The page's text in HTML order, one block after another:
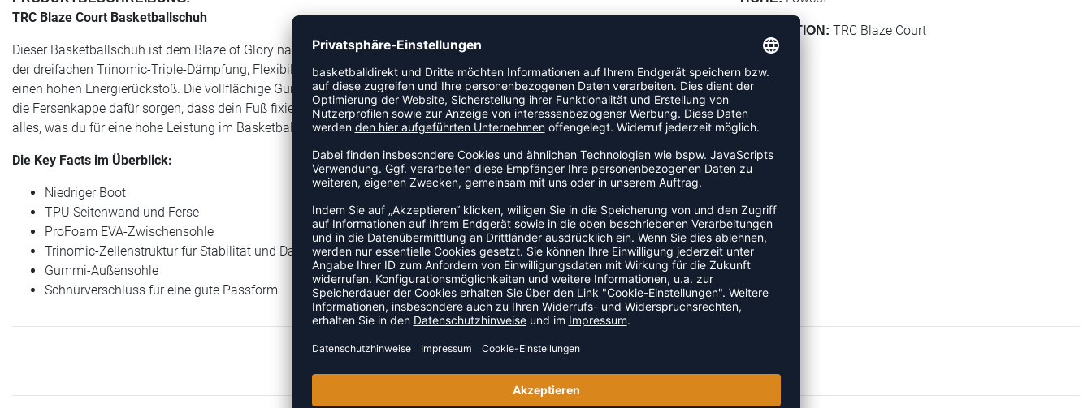
TRC Blaze Court Basketballschuh
Dieser Basketballschuh ist dem Blaze of Glory nachempfunden und sorgt für frischen Wind auf und neben dem Platz. Mit
der dreifachen Trinomic-Triple-Dämpfung, Flexibilität und Stabilität bietet dieser Schuh eine niedrige Schuhsilhouette, aber
einen hohen Energierückstoß. Die vollflächige Gummiaußensohle sorgt für zusätzlichen Halt, während die Seitenwand und
die Fersenkappe dafür sorgen, dass dein Fuß fixiert und belastet wird, um zusätzliche Stabilität zu gewährleisten. Er hat
alles, was du für eine hohe Leistung im Basketball brauchst.
Die Key Facts im Überblick:
Niedriger Boot
TPU Seitenwand und Ferse
ProFoam EVA-Zwischensohle
Trinomic-Zellenstruktur für Stabilität und Dämpfung
Gummi-Außensohle
Schnürverschluss für eine gute Passform
KOLLEKTION: TRC Blaze Court
ZULETZT ANGESEHEN